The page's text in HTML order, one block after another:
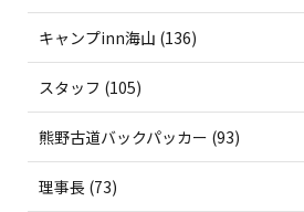
キャンプinn海山 (136)
スタッフ (105)
熊野古道バックパッカー (93)
理事長 (73)